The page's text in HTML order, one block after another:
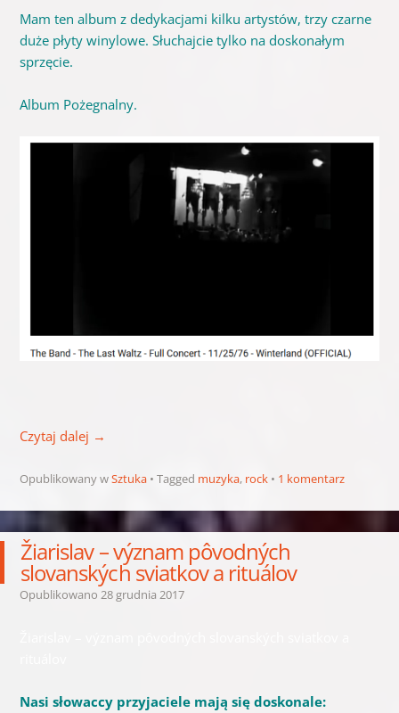
Mam ten album z dedykacjami kilku artystów, trzy czarne
duże płyty winylowe. Słuchajcie tylko na doskonałym
sprzęcie.
Album Pożegnalny.
Czytaj dalej →
Opublikowany wSztuka Tagged muzyka, rock 1 komentarz
Žiarislav – význam pôvodných
slovanských sviatkov a rituálov
Opublikowano 28 grudnia 2017
Nasi słowaccy przyjaciele mają się doskonale: